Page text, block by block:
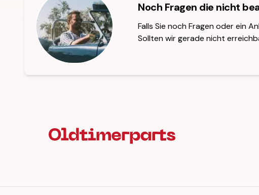
Noch Fragen die nicht
Falls Sie noch Fragen oder ein
Sollten wir gerade nicht